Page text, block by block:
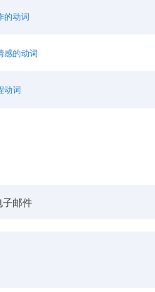
的动词
感的动词
动词